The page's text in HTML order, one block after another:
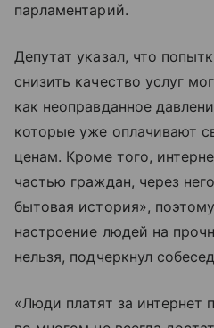
парламентарий.
Депутат указал, что
снизить качество услуг
как неоправданное
которые уже оплачивают
ценам. Кроме того,
частью граждан, через
бытовая история»,
настроение людей на
нельзя, подчеркнул
«Люди платят за интернет